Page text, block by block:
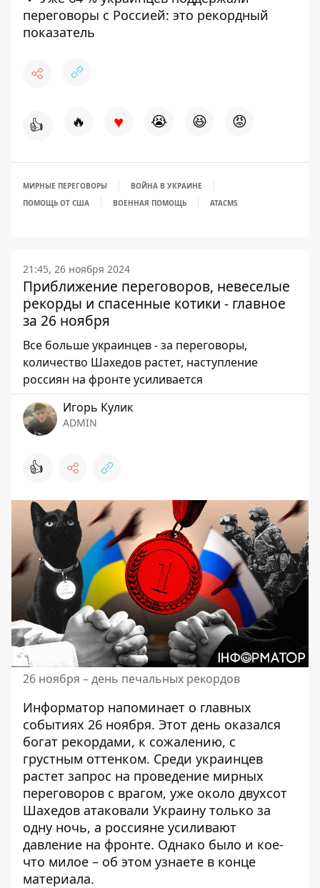
переговоры с Россией: это рекордный
показатель
👍 🔥 ♥ 😭 😆 😡
МИРНЫЕ ПЕРЕГОВОРЫ
ВОЙНА В УКРАИНЕ
ПОМОЩЬ ОТ США
ВОЕННАЯ ПОМОЩЬ ATACMS
21:45, 26 ноября 2024
Приближение переговоров, невеселые
рекорды и спасенные котики - главное
за 26 ноября
Все больше украинцев - за переговоры,
количество Шахедов растет, наступление
россиян на фронте усиливается
Игорь Кулик
ADMIN
👍
26 ноября – день печальных рекордов
Информатор напоминает о главных
событиях 26 ноября. Этот день оказался
богат рекордами, к сожалению, с
грустным оттенком. Среди украинцев
растет запрос на проведение мирных
переговоров с врагом, уже около двухсот
Шахедов атаковали Украину только за
одну ночь, а россияне усиливают
давление на фронте. Однако было и кое-
что милое – об этом узнаете в конце
материала.